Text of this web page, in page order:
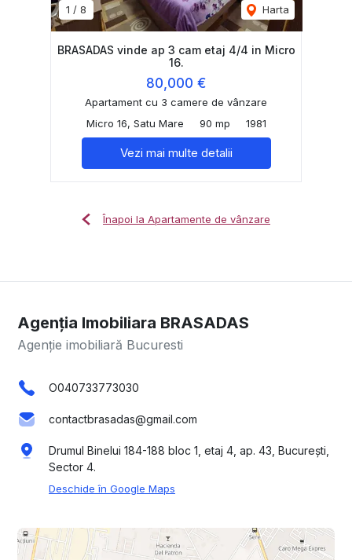
1 / 8 Harta
BRASADAS vinde ap 3 cam etaj 4/4 in Micro
16.
80,000 €
Apartament cu 3 camere de vânzare
Micro 16, Satu Mare
90 mp 1981
Vezi mai multe detalii
Înapoi la Apartamente de vânzare
Agenția Imobiliara BRASADAS
Agenție imobiliară Bucuresti
O040733773030
contactbrasadas@gmail.com
Drumul Binelui 184-188 bloc 1, etaj 4, ap. 43, București,
Sector 4.
Deschide în Google Maps